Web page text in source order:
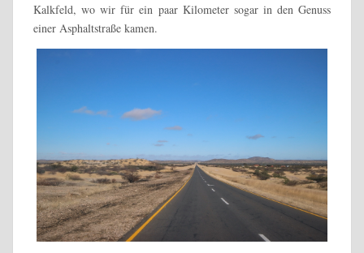
Kalkfeld, wo wir für ein paar Kilometer sogar in den Genuss
einer Asphaltstraße kamen.